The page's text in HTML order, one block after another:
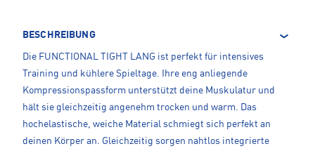
BESCHREIBUNG
Die FUNCTIONAL TIGHT LANG ist perfekt für intensives
Training und kühlere Spieltage. Ihre eng anliegende
Kompressionspassform unterstützt deine Muskulatur und
hält sie gleichzeitig angenehm trocken und warm. Das
hochelastische, weiche Material schmiegt sich perfekt an
deinen Körper an. Gleichzeitig sorgen nahtlos integrierte